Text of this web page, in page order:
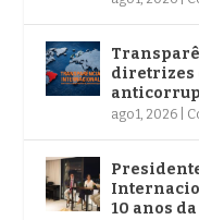
diretrizes
ago 1, 2026
10 anos